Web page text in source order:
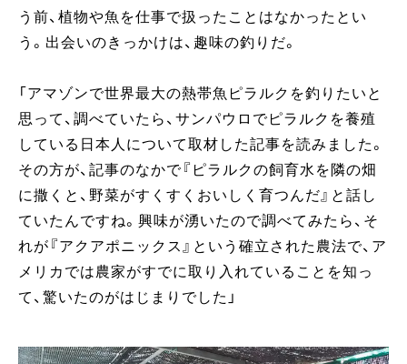
う前、植物や魚を仕事で扱ったことはなかったとい
う。出会いのきっかけは、趣味の釣りだ。
「アマゾンで世界最大の熱帯魚ピラルクを釣りたいと
思って、調べていたら、サンパウロでピラルクを養殖
している日本人について取材した記事を読みました。
その方が、記事のなかで『ピラルクの飼育水を隣の畑
に撒くと、野菜がすくすくおいしく育つんだ』と話し
ていたんですね。興味が湧いたので調べてみたら、そ
れが『アクアポニックス』という確立された農法で、ア
メリカでは農家がすでに取り入れていることを知っ
て、驚いたのがはじまりでした」